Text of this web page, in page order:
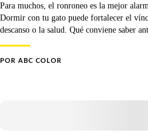
Para muchos, el ronroneo es la mejor
Dormir con tu gato puede fortalecer el
descanso o la salud. Qué conviene saber
POR ABC COLOR